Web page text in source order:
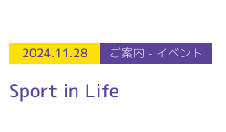
2024.11.28 ご案内 - イベント
Sport in Life